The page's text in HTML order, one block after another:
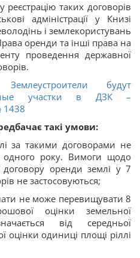
таких договорів
адміністрації у Книзі
і землекористувань
оренди та інші права на
проведення державної
Землеустроители будут
участки в ДЗК –
1438
такі умови:
за такими договорами не
року. Вимоги щодо
договору оренди землі у 7
не застосовуються;
не може перевищувати 8
оцінки земельної
від середньої
оцінки одиниці площі ріллі